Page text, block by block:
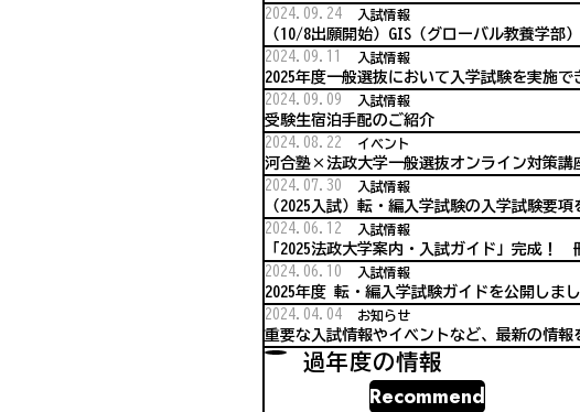
（10/8出願開始）GIS（グローバル教養学部
2024.09.24 入試情報
2025年度一般選抜において入学試験を実施
2024.09.11 入試情報
受験生宿泊手配のご紹介
2024.09.09 入試情報
河合塾×法政大学一般選抜オンライン対策講
2024.08.22 イベント
（2025入試）転・編入学試験の入学試験要
2024.07.30 入試情報
「2025法政大学案内・入試ガイド」完成！
2024.06.12 入試情報
2025年度 転・編入学試験ガイドを公開しま
2024.06.10 入試情報
重要な入試情報やイベントなど、最新の情
2024.04.04 お知らせ
過年度の情報
Recommend